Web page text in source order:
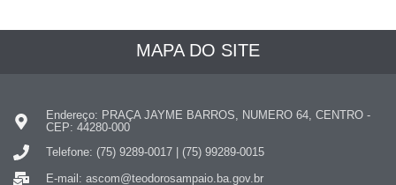
MAPA DO SITE
Endereço: PRAÇA JAYME BARROS, NUMERO 64, CENTRO -
CEP: 44280-000
Telefone: (75) 9289-0017 | (75) 99289-0015
E-mail: ascom@teodorosampaio.ba.gov.br